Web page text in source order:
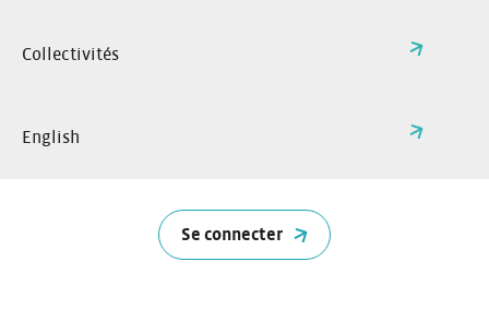
Collectivités
English
Se connecter